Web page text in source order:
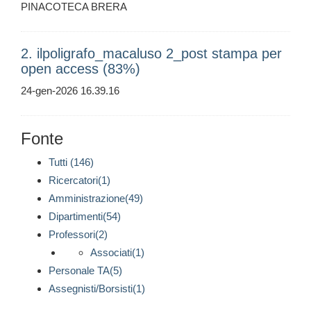
PINACOTECA BRERA
2. ilpoligrafo_macaluso 2_post stampa per
open access (83%)
24-gen-2026 16.39.16
Fonte
Tutti (146)
Ricercatori(1)
Amministrazione(49)
Dipartimenti(54)
Professori(2)
Associati(1)
Personale TA(5)
Assegnisti/Borsisti(1)